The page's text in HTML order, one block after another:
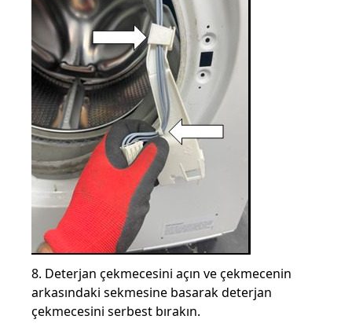
8. Deterjan çekmecesini açın ve çekmecenin
arkasındaki sekmesine basarak deterjan
çekmecesini serbest bırakın.